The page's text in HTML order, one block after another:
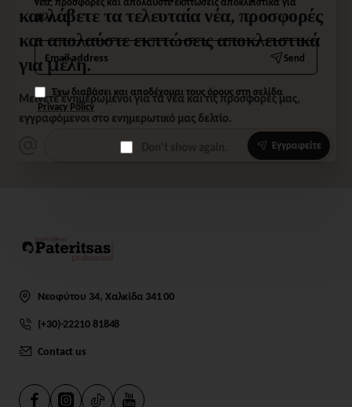
μέλη.
Email
address
Send
Έχω διαβάσει και αποδέχομαι τους όρους στη σελίδα
Privacy Policy
και λάβετε τα τελευταία νέα, προσφορές
και απολαύστε εκπτώσεις αποκλειστικά
για μέλη.
Μείνετε ενημερωμένοι για τα νέα και τις προσφορές μας,
εγγραφόμενοι στο ενημερωτικό μας δελτίο.
Εγγραφείτε
Νεοφύτου 34, Χαλκίδα 341 00
(+30)-22210 81848
Contact us